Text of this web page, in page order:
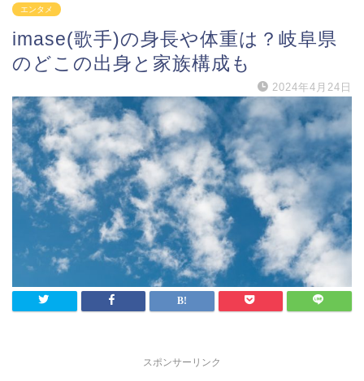
エンタメ
imase(歌手)の身長や体重は？岐阜県
のどこの出身と家族構成も
2024年4月24日
スポンサーリンク